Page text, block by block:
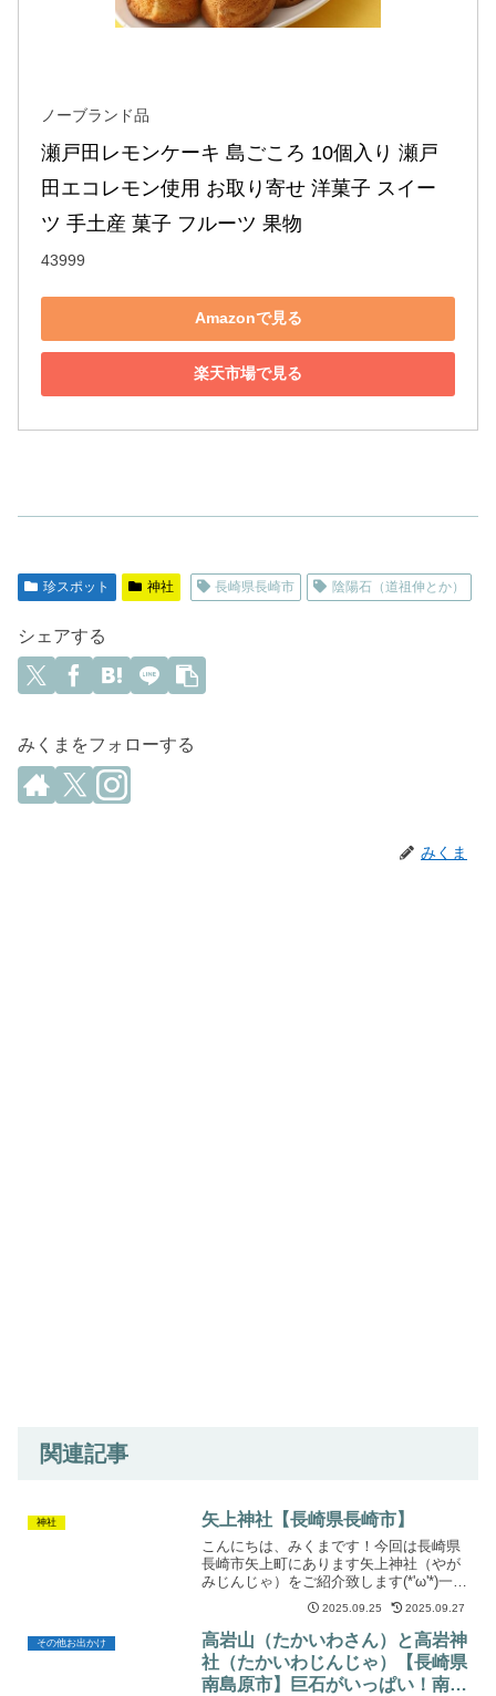
ノーブランド品
瀬戸田レモンケーキ 島ごころ 10個入り 瀬戸
田エコレモン使用 お取り寄せ 洋菓子 スイー
ツ 手土産 菓子 フルーツ 果物
43999
Amazonで見る
楽天市場で見る
珍スポット 神社 長崎県長崎市 陰陽石（道祖伸とか）
シェアする
みくまをフォローする
みくま
関連記事
神社 矢上神社【長崎県長崎市】
こんにちは、みくまです！今回は長崎県
長崎市矢上町にあります矢上神社（やが
みじんじゃ）をご紹介致します(*'ω'*)一の
鳥居周辺と由緒など簡単な解説一の鳥
居。【創建】弘安4年（1281年）の元寇に
際し、西海鎮護の神として矢上の神奈備
山に劔の箭...
2025.09.25 2025.09.27
その他お出かけ
高岩山（たかいわさん）と高岩神
社（たかいわじんじゃ）【長崎県
南島原市】巨石がいっぱい！南島